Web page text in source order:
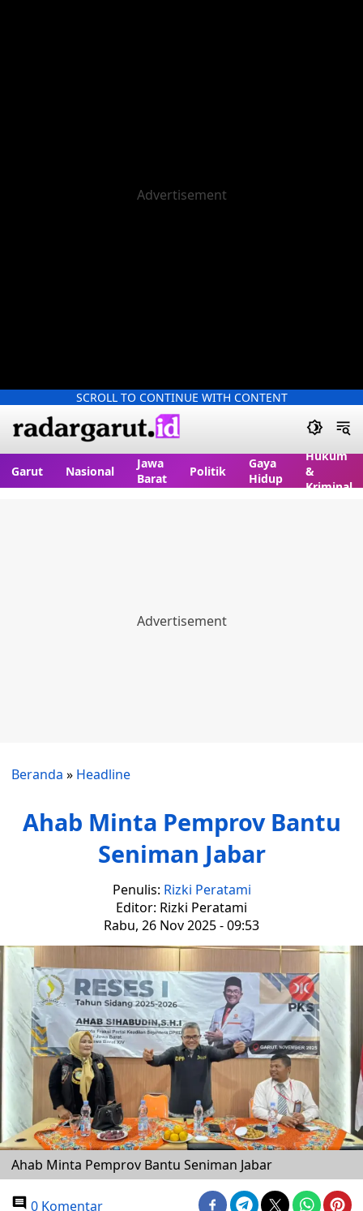
SCROLL TO CONTINUE WITH CONTENT
Garut Nasional
Jawa
Barat
Politik
Gaya
Hidup
Hukum
&
Kriminal
Beranda » Headline
Ahab Minta Pemprov Bantu
Seniman Jabar
Penulis: Rizki Peratami
Editor: Rizki Peratami
Rabu, 26 Nov 2025 - 09:53
Ahab Minta Pemprov Bantu Seniman Jabar
0 Komentar